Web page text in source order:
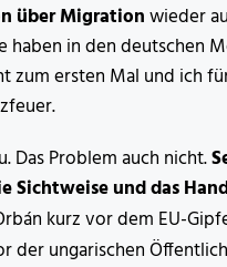
über Migrationwieder
haben in den deutschen
zum ersten Mal und ich
Das Problem auch nicht.
Sichtweise und das
kurz vor dem EU-
der ungarischen